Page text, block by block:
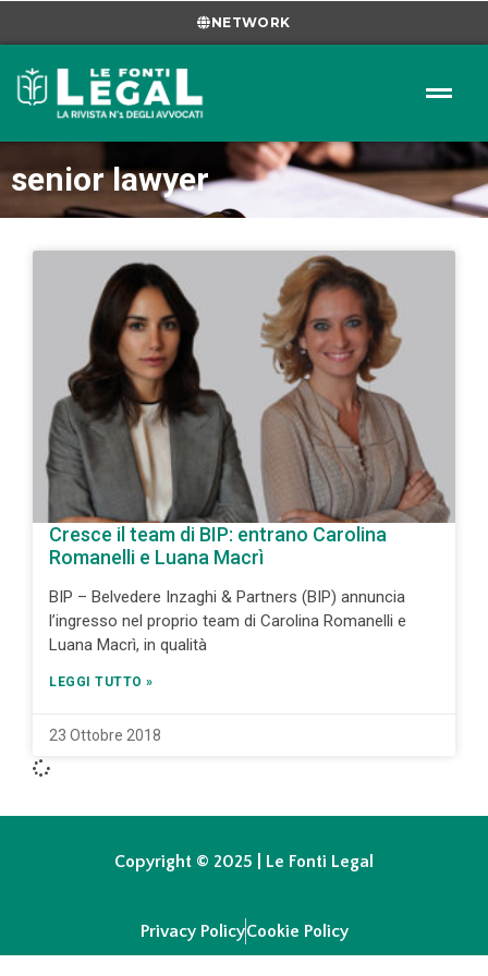
NETWORK
senior lawyer
Cresce il team di BIP: entrano Carolina
Romanelli e Luana Macrì
BIP – Belvedere Inzaghi & Partners (BIP) annuncia
l’ingresso nel proprio team di Carolina Romanelli e
Luana Macrì, in qualità
LEGGI TUTTO »
23 Ottobre 2018
Copyright © 2025 | Le Fonti Legal
Privacy PolicyCookie Policy